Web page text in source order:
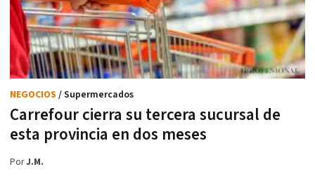
Carrefour cierra su tercera sucursal de
esta provincia en dos meses
NEGOCIOS / Supermercados
PorJ.M.